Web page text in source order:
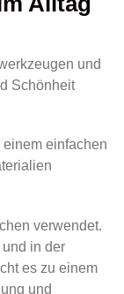
und
Schönheit
einfachen
verwendet.
in der
es zu einem
und